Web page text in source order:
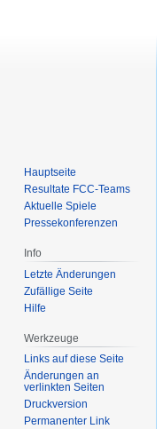
Hauptseite
Resultate FCC-Teams
Aktuelle Spiele
Pressekonferenzen
Info
Letzte Änderungen
Zufällige Seite
Hilfe
Werkzeuge
Links auf diese Seite
Änderungen an
verlinkten Seiten
Druckversion
Permanenter Link